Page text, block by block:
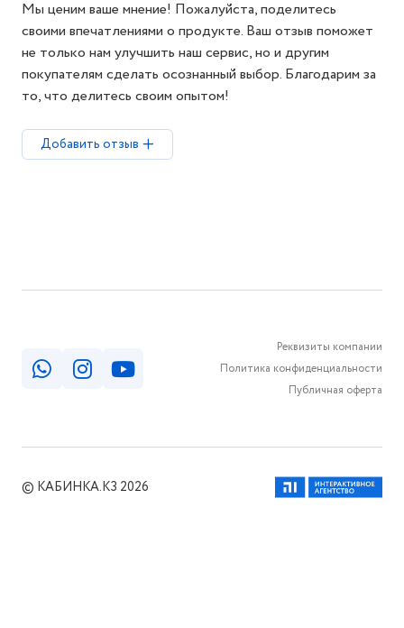
Мы ценим ваше мнение! Пожалуйста, поделитесь
своими впечатлениями о продукте. Ваш отзыв поможет
не только нам улучшить наш сервис, но и другим
покупателям сделать осознанный выбор. Благодарим за
то, что делитесь своим опытом!
Добавить отзыв
Реквизиты компании
Политика конфиденциальности
Публичная оферта
© КАБИНКА.КЗ 2026